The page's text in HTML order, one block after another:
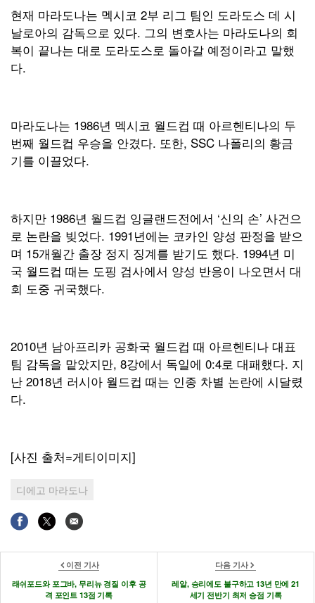
현재 마라도나는 멕시코 2부 리그 팀인 도라도스 데 시
날로아의 감독으로 있다. 그의 변호사는 마라도나의 회
복이 끝나는 대로 도라도스로 돌아갈 예정이라고 말했
다.
마라도나는 1986년 멕시코 월드컵 때 아르헨티나의 두
번째 월드컵 우승을 안겼다. 또한, SSC 나폴리의 황금
기를 이끌었다.
하지만 1986년 월드컵 잉글랜드전에서 ‘신의 손’ 사건으
로 논란을 빚었다. 1991년에는 코카인 양성 판정을 받으
며 15개월간 출장 정지 징계를 받기도 했다. 1994년 미
국 월드컵 때는 도핑 검사에서 양성 반응이 나오면서 대
회 도중 귀국했다.
2010년 남아프리카 공화국 월드컵 때 아르헨티나 대표
팀 감독을 맡았지만, 8강에서 독일에 0:4로 대패했다. 지
난 2018년 러시아 월드컵 때는 인종 차별 논란에 시달렸
다.
[사진 출처=게티이미지]
디에고 마라도나
이전 기사
래쉬포드와 포그바, 무리뉴 경질 이후 공
격 포인트 13점 기록
다음 기사
레알, 승리에도 불구하고 13년 만에 21
세기 전반기 최저 승점 기록